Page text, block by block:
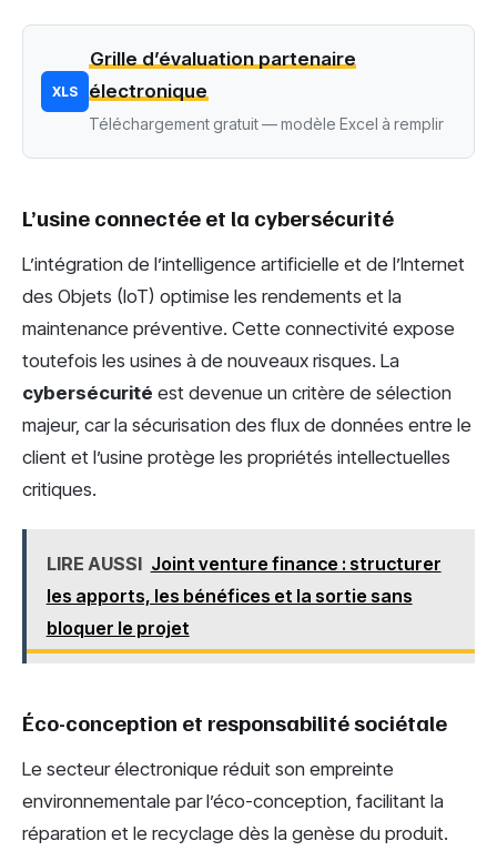
XLS
Grille d’évaluation partenaire
électronique
Téléchargement gratuit — modèle Excel à remplir
L’usine connectée et la cybersécurité
L’intégration de l’intelligence artificielle et de l’Internet
des Objets (IoT) optimise les rendements et la
maintenance préventive. Cette connectivité expose
toutefois les usines à de nouveaux risques. La
cybersécurité est devenue un critère de sélection
majeur, car la sécurisation des flux de données entre le
client et l’usine protège les propriétés intellectuelles
critiques.
LIRE AUSSI Joint venture finance : structurer
les apports, les bénéfices et la sortie sans
bloquer le projet
Éco-conception et responsabilité sociétale
Le secteur électronique réduit son empreinte
environnementale par l’éco-conception, facilitant la
réparation et le recyclage dès la genèse du produit.